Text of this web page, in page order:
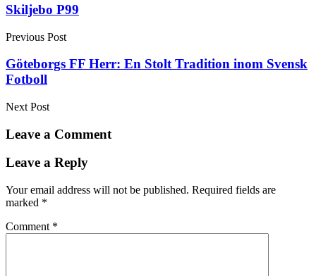
Post
navigation
Skiljebo P99
Previous Post
Göteborgs FF Herr: En Stolt Tradition inom Svensk
Fotboll
Next Post
Leave a Comment
Leave a Reply
Your email address will not be published. Required fields are
marked *
Comment *